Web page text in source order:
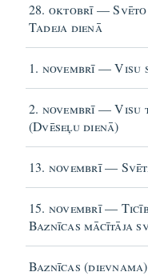
28. oktobrī — Svēto
Tadeja dienā
1. novembrī — Visu
2. novembrī — Visu
(Dvēseļu dienā)
13. novembrī —
15. novembrī —
Baznīcas mācītāja
Baznīcas